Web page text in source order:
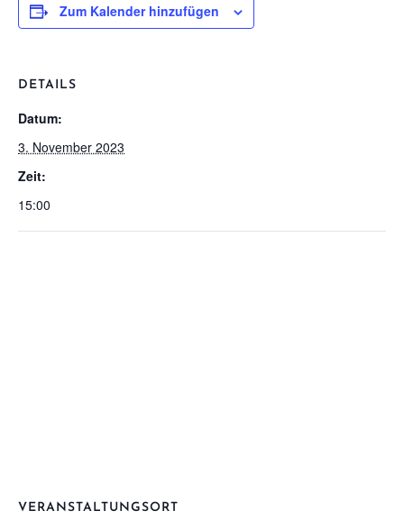
Zum Kalender hinzufügen
DETAILS
Datum:
3. November 2023
Zeit:
15:00
VERANSTALTUNGSORT